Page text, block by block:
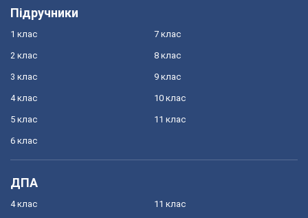
Підручники
1 клас
2 клас
3 клас
4 клас
5 клас
6 клас
7 клас
8 клас
9 клас
10 клас
11 клас
ДПА
4 клас 11 клас